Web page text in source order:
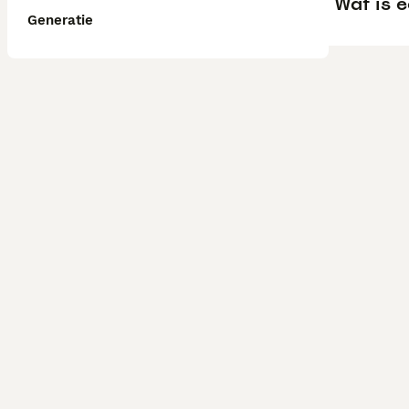
Generatie